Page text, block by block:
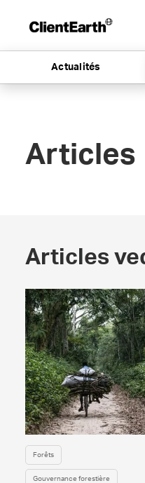
Actualités
Articles
Articles
Forêts
Gouvernance forestière